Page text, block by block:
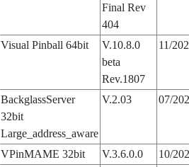
Final Rev
404
Visual Pinball 64bit
V.10.8.0
beta
Rev.1807
11/
BackglassServer
32bit
Large_address_aware
V.2.03 07/
VPinMAME 32bit V.3.6.0.0
10/